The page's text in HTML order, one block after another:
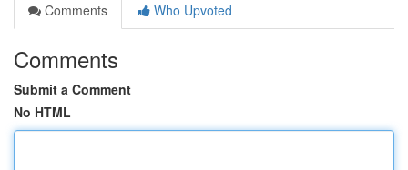
Comments
Who Upvoted
Comments
Submit a Comment
No HTML